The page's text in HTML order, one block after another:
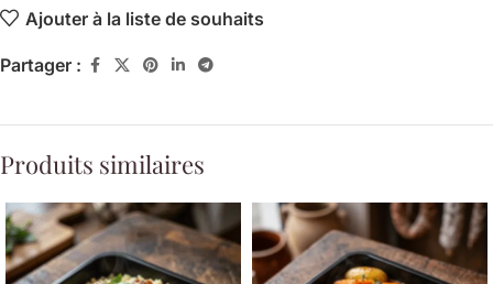
Ajouter à la liste de souhaits
Partager :
Produits similaires